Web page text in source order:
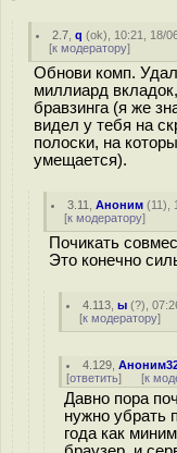
2.7 ,q (ok), 10:21, 18/
[к модератору]
Обнови комп.
миллиард
бравзинга (я же
видел у тебя на
полоски, на
умещается).
3.11 ,Аноним (11),
[к модератору]
Почикать
Это конечно
4.113 ,ы (?),
[к модератору]
4.129 ,
[ответить] [к
Давно пора
нужно убрать
года как